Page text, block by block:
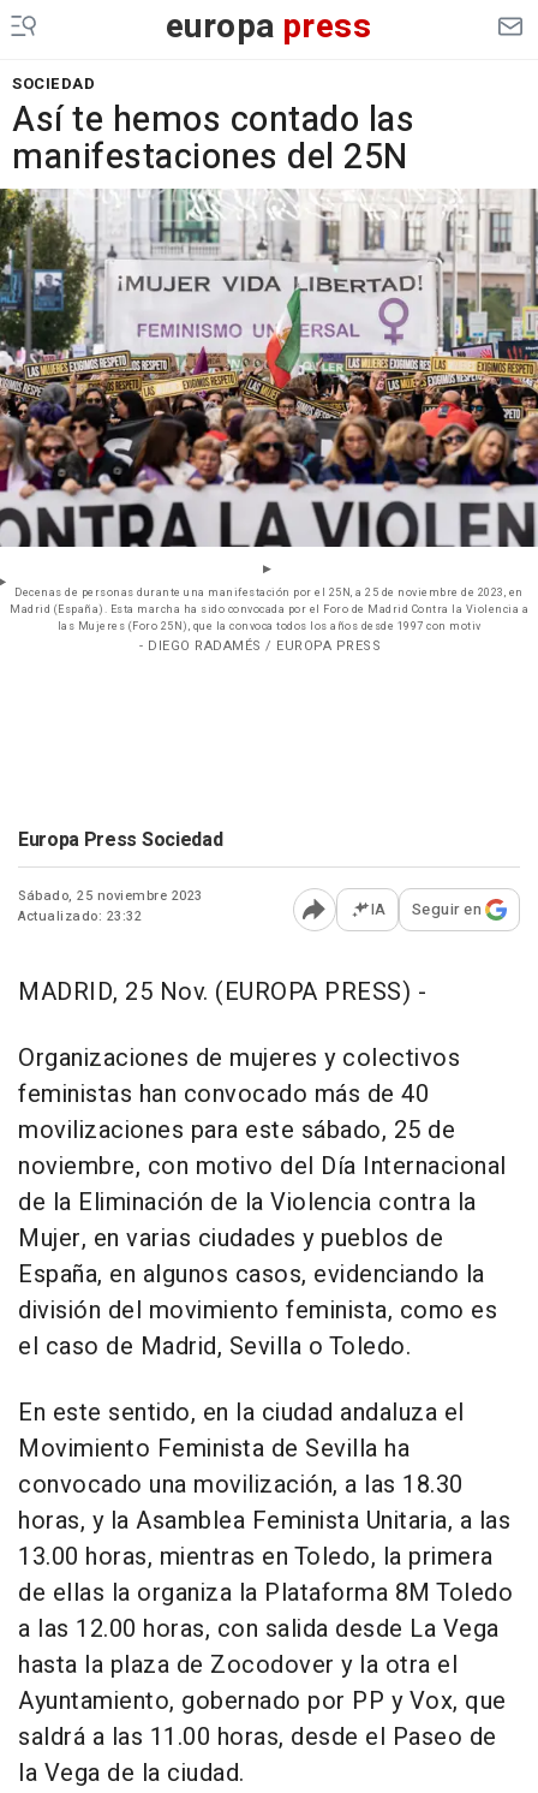
europa press
SOCIEDAD
Así te hemos contado las
manifestaciones del 25N
Decenas de personas durante una manifestación por el 25N, a 25 de noviembre de 2023, en
Madrid (España). Esta marcha ha sido convocada por el Foro de Madrid Contra la Violencia a
las Mujeres (Foro 25N), que la convoca todos los años desde 1997 con motiv
- DIEGO RADAMÉS / EUROPA PRESS
Europa Press Sociedad
Sábado, 25 noviembre 2023
Actualizado: 23:32
Abrir opciones para
IA Seguir en
MADRID, 25 Nov. (EUROPA PRESS) -
Organizaciones de mujeres y colectivos
feministas han convocado más de 40
movilizaciones para este sábado, 25 de
noviembre, con motivo del Día Internacional
de la Eliminación de la Violencia contra la
Mujer, en varias ciudades y pueblos de
España, en algunos casos, evidenciando la
división del movimiento feminista, como es
el caso de Madrid, Sevilla o Toledo.
En este sentido, en la ciudad andaluza el
Movimiento Feminista de Sevilla ha
convocado una movilización, a las 18.30
horas, y la Asamblea Feminista Unitaria, a las
13.00 horas, mientras en Toledo, la primera
de ellas la organiza la Plataforma 8M Toledo
a las 12.00 horas, con salida desde La Vega
hasta la plaza de Zocodover y la otra el
Ayuntamiento, gobernado por PP y Vox, que
saldrá a las 11.00 horas, desde el Paseo de
la Vega de la ciudad.